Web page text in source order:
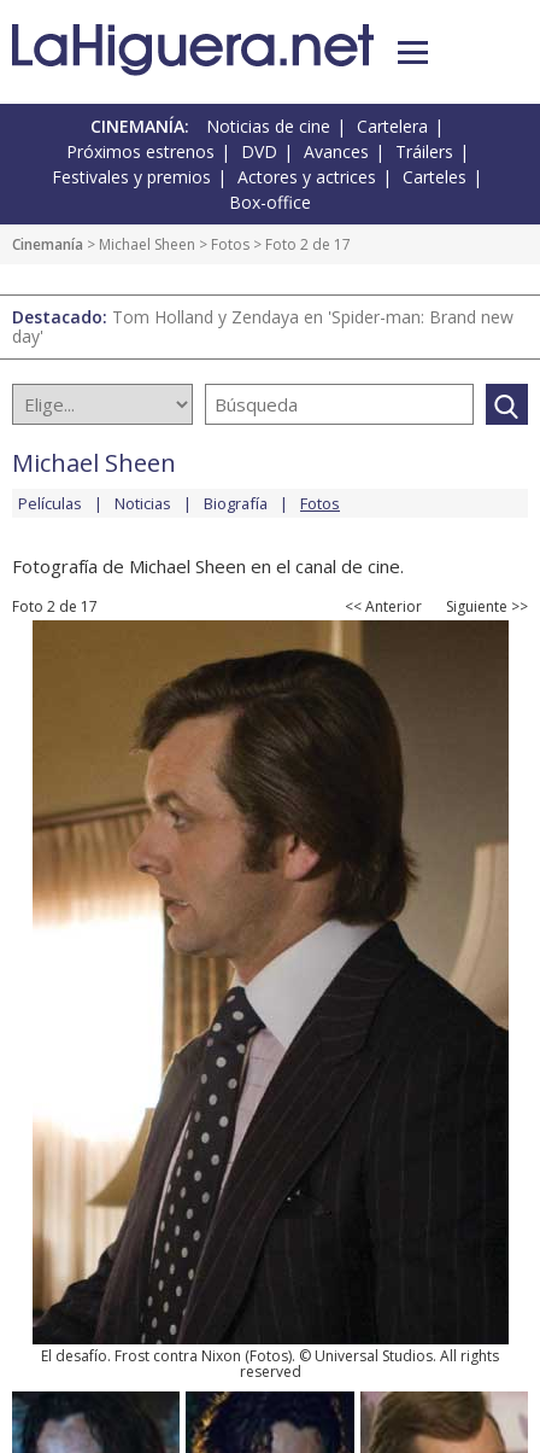
CINEMANÍA: Noticias de cine
Cartelera
Próximos estrenos
DVD Avances
Tráilers
Festivales y premios
Actores y actrices
Carteles
Box-office
Cinemanía > Michael Sheen > Fotos > Foto 2 de 17
Destacado: Tom Holland y Zendaya en 'Spider-man: Brand new
day'
Michael Sheen
Películas Noticias Biografía Fotos
Fotografía de Michael Sheen en el canal de cine.
Foto 2 de 17 << Anterior Siguiente >>
El desafío. Frost contra Nixon (Fotos). © Universal Studios. All rights
reserved